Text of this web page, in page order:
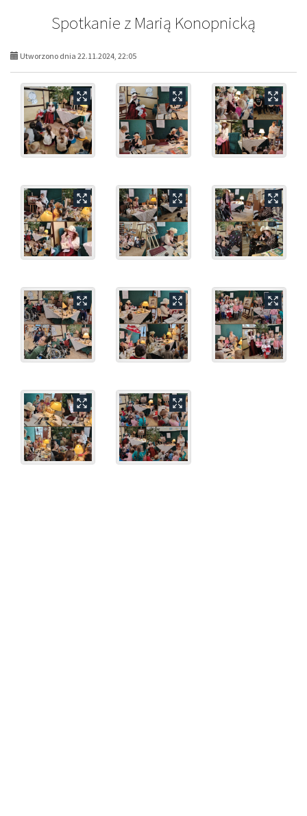
Spotkanie z Marią Konopnicką
Utworzono dnia 22.11.2024, 22:05